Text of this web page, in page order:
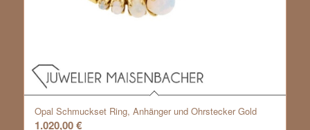
Opal Schmuckset Ring, Anhänger und Ohrstecker Gold
1.020,00€